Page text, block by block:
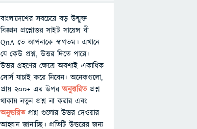
বাংলাদেশের সবচেয়ে বড় উন্মুক্ত
বিজ্ঞান প্রশ্নোত্তর সাইট সায়েন্স বী
QnA তে আপনাকে স্বাগতম। এখানে
যে কেউ প্রশ্ন, উত্তর দিতে পারে।
উত্তর গ্রহণের ক্ষেত্রে অবশ্যই একাধিক
সোর্স যাচাই করে নিবেন। অনেকগুলো,
প্রায় ২০০+ এর উপরঅনুত্তরিতপ্রশ্ন
থাকায় নতুন প্রশ্ন না করার এবং
অনুত্তরিত প্রশ্ন গুলোর উত্তর দেওয়ার
আহ্বান জানাচ্ছি। প্রতিটি উত্তরের জন্য